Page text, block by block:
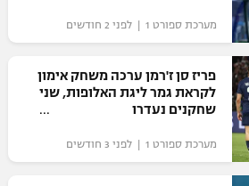
מערכת ספורט 1 | לפני 2 חודשים
פריז סן ז'רמן ערכה משחק אימון
לקראת גמר ליגת האלופות, שני
שחקנים נעדרו
מערכת ספורט 1 | לפני 3 חודשים